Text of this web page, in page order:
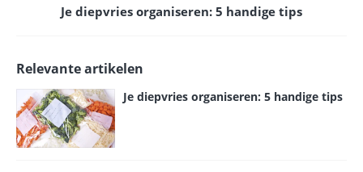
Je diepvries organiseren: 5 handige tips
Relevante artikelen
Je diepvries organiseren: 5 handige tips